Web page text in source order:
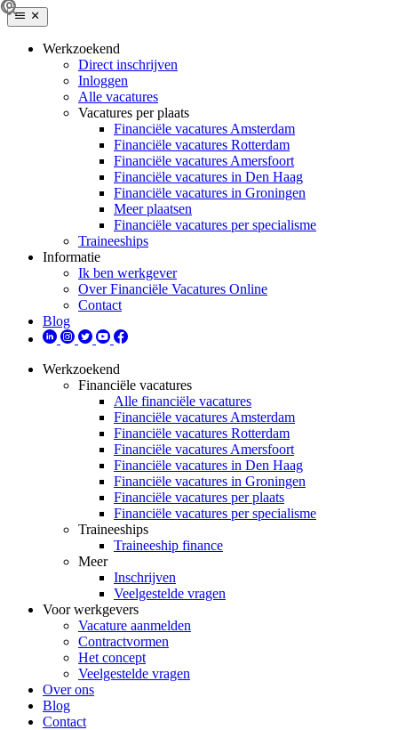
Werkzoekend
Direct inschrijven
Inloggen
Alle vacatures
Vacatures per plaats
Financiële vacatures Amsterdam
Financiële vacatures Rotterdam
Financiële vacatures Amersfoort
Financiële vacatures in Den Haag
Financiële vacatures in Groningen
Meer plaatsen
Financiële vacatures per specialisme
Traineeships
Informatie
Ik ben werkgever
Over Financiële Vacatures Online
Contact
Blog
Werkzoekend
Financiële vacatures
Alle financiële vacatures
Financiële vacatures Amsterdam
Financiële vacatures Rotterdam
Financiële vacatures Amersfoort
Financiële vacatures in Den Haag
Financiële vacatures in Groningen
Financiële vacatures per plaats
Financiële vacatures per specialisme
Traineeships
Traineeship finance
Meer
Inschrijven
Veelgestelde vragen
Voor werkgevers
Vacature aanmelden
Contractvormen
Het concept
Veelgestelde vragen
Over ons
Blog
Contact